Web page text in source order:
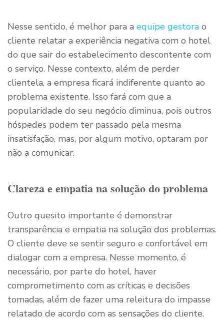
Nesse sentido, é melhor para a equipe gestora o
cliente relatar a experiência negativa com o hotel
do que sair do estabelecimento descontente com
o serviço. Nesse contexto, além de perder
clientela, a empresa ficará indiferente quanto ao
problema existente. Isso fará com que a
popularidade do seu negócio diminua, pois outros
hóspedes podem ter passado pela mesma
insatisfação, mas, por algum motivo, optaram por
não a comunicar.
Clareza e empatia na solução do problema
Outro quesito importante é demonstrar
transparência e empatia na solução dos problemas.
O cliente deve se sentir seguro e confortável em
dialogar com a empresa. Nesse momento, é
necessário, por parte do hotel, haver
comprometimento com as críticas e decisões
tomadas, além de fazer uma releitura do impasse
relatado de acordo com as sensações do cliente.